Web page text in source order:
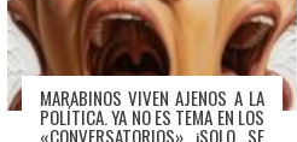
MARABINOS VIVEN AJENOS A LA
POLÍTICA. YA NO ES TEMA EN LOS
«CONVERSATORIOS» ¡SOLO SE